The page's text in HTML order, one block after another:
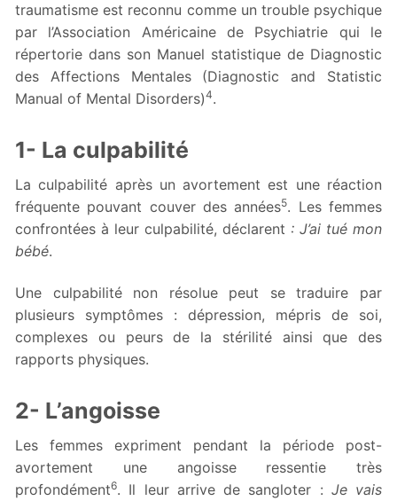
traumatisme est reconnu comme un trouble psychique
par l’Association Américaine de Psychiatrie qui le
répertorie dans son Manuel statistique de Diagnostic
des Affections Mentales (Diagnostic and Statistic
Manual of Mental Disorders)4.
1- La culpabilité
La culpabilité après un avortement est une réaction
fréquente pouvant couver des années5. Les femmes
confrontées à leur culpabilité, déclarent : J’ai tué mon
bébé.
Une culpabilité non résolue peut se traduire par
plusieurs symptômes : dépression, mépris de soi,
complexes ou peurs de la stérilité ainsi que des
rapports physiques.
2- L’angoisse
Les femmes expriment pendant la période post-
avortement une angoisse ressentie très
profondément6. Il leur arrive de sangloter : Je vais